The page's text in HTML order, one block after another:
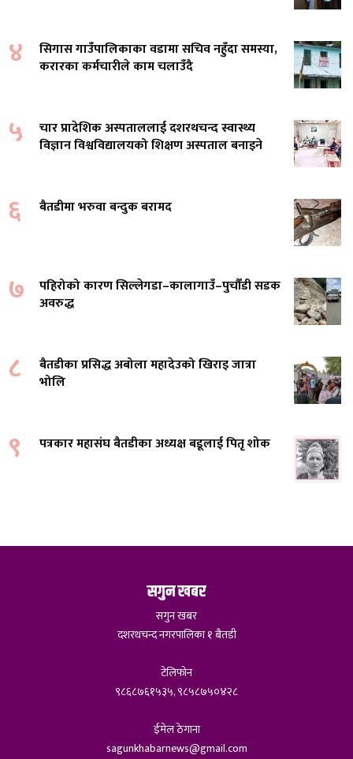
४
सिगास गाउँपालिकाका वडामा सचिव नहुँदा समस्या,
करारका कर्मचारीले काम चलाउँदै
५
चार प्रादेशिक अस्पताललाई दशरथचन्द स्वास्थ्य
विज्ञान विश्वविद्यालयको शिक्षण अस्पताल बनाइने
६ बैतडीमा भरुवा बन्दुक बरामद
७
पहिरोको कारण सिल्लेगडा–कालागाउँ–पुर्चौंडी सडक
अवरुद्ध
८
बैतडीका प्रसिद्ध अबोला महादेउको खिराइ जात्रा
भोलि
९ पत्रकार महासंघ बैतडीका अध्यक्ष बडूलाई पितृ शोक
सगुन खबर
सगुन खबर
दशरथचन्द नगरपालिका १ बैतडी
टेलिफोन
९८६८७६१५३५, ९८५८७५०४२८
ईमेल ठेगाना
sagunkhabarnews@gmail.com